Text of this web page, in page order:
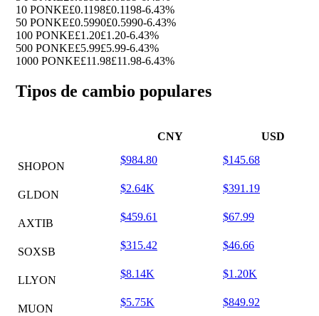
10 PONKE£0.1198£0.1198-6.43%
50 PONKE£0.5990£0.5990-6.43%
100 PONKE£1.20£1.20-6.43%
500 PONKE£5.99£5.99-6.43%
1000 PONKE£11.98£11.98-6.43%
Tipos de cambio populares
CNY USD
SHOPON
$984.80 $145.68
GLDON
$2.64K $391.19
AXTIB
$459.61 $67.99
SOXSB
$315.42 $46.66
LLYON
$8.14K $1.20K
MUON
$5.75K $849.92